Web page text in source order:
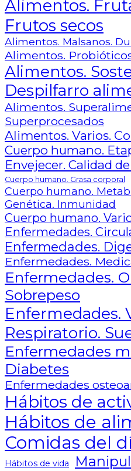
Alimentos.
Frutos secos
Alimentos. Malsanos.
Alimentos.
Alimentos.
Despilfarro
Alimentos.
Superprocesados
Alimentos. Varios.
Cuerpo humano.
Envejecer. Calidad
Cuerpo humano. Grasa corporal
Cuerpo humano.
Genética. Inmunidad
Cuerpo humano.
Enfermedades.
Enfermedades.
Enfermedades.
Enfermedades.
Sobrepeso
Enfermedades.
Respiratorio.
Enfermedades
Diabetes
Enfermedades
Hábitos de
Hábitos de
Comidas del
Hábitos de vida